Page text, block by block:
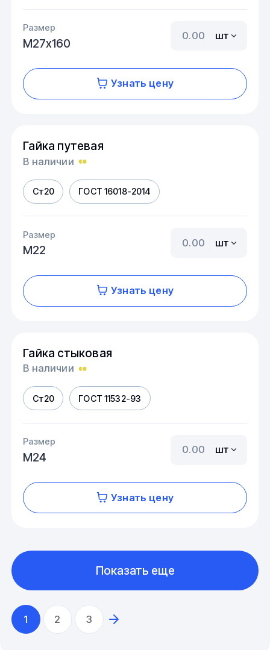
Размер
М27х160
шт
Узнать цену
Гайка путевая
В наличии
Ст20 ГОСТ 16018-2014
Размер
М22
шт
Узнать цену
Гайка стыковая
В наличии
Ст20 ГОСТ 11532-93
Размер
М24
шт
Узнать цену
1 2 3
Показать еще